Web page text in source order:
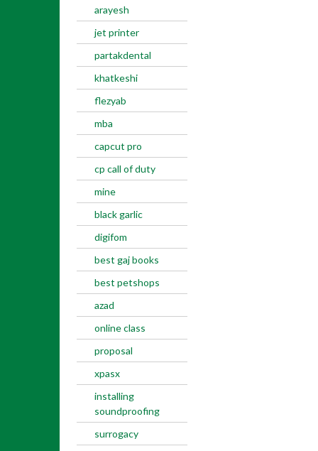
arayesh
jet printer
partakdental
khatkeshi
flezyab
mba
capcut pro
cp call of duty
mine
black garlic
digifom
best gaj books
best petshops
azad
online class
proposal
xpasx
installing
soundproofing
surrogacy